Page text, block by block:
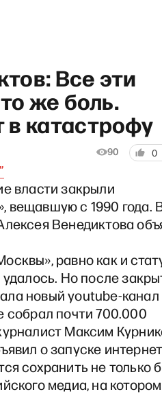
Все эти
же боль.
в катастрофу
90 0
власти закрыли
вещавшую с 1990 года.
Венедиктова
равно как и
Но после
новый youtube-канал
собрал почти 700.000
Максим
о запуске
сохранить не только
медиа, на
Как